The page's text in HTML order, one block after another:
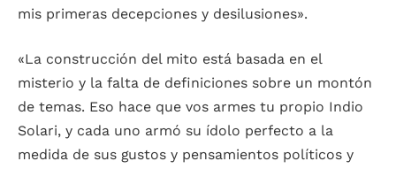
mis primeras decepciones y desilusiones».
«La construcción del mito está basada en el
misterio y la falta de definiciones sobre un montón
de temas. Eso hace que vos armes tu propio Indio
Solari, y cada uno armó su ídolo perfecto a la
medida de sus gustos y pensamientos políticos y